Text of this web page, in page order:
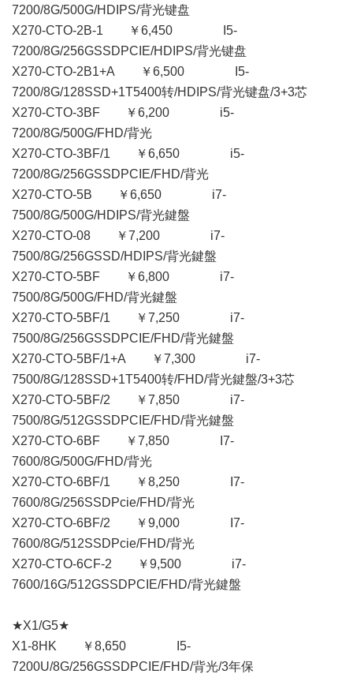
7200/8G/500G/HDIPS/背光键盘
X270-CTO-2B-1 ￥6,450 I5-
7200/8G/256GSSDPCIE/HDIPS/背光键盘
X270-CTO-2B1+A ￥6,500 I5-
7200/8G/128SSD+1T5400转/HDIPS/背光键盘/3+3芯
X270-CTO-3BF ￥6,200 i5-
7200/8G/500G/FHD/背光
X270-CTO-3BF/1 ￥6,650 i5-
7200/8G/256GSSDPCIE/FHD/背光
X270-CTO-5B ￥6,650 i7-
7500/8G/500G/HDIPS/背光鍵盤
X270-CTO-08 ￥7,200 i7-
7500/8G/256GSSD/HDIPS/背光鍵盤
X270-CTO-5BF ￥6,800 i7-
7500/8G/500G/FHD/背光鍵盤
X270-CTO-5BF/1 ￥7,250 i7-
7500/8G/256GSSDPCIE/FHD/背光鍵盤
X270-CTO-5BF/1+A ￥7,300 i7-
7500/8G/128SSD+1T5400转/FHD/背光鍵盤/3+3芯
X270-CTO-5BF/2 ￥7,850 i7-
7500/8G/512GSSDPCIE/FHD/背光鍵盤
X270-CTO-6BF ￥7,850 I7-
7600/8G/500G/FHD/背光
X270-CTO-6BF/1 ￥8,250 I7-
7600/8G/256SSDPcie/FHD/背光
X270-CTO-6BF/2 ￥9,000 I7-
7600/8G/512SSDPcie/FHD/背光
X270-CTO-6CF-2 ￥9,500 i7-
7600/16G/512GSSDPCIE/FHD/背光鍵盤
★X1/G5★
X1-8HK ￥8,650 I5-
7200U/8G/256GSSDPCIE/FHD/背光/3年保